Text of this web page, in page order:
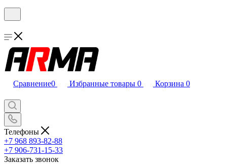
Сравнение0 Избранные товары 0 Корзина 0
Телефоны
+7 968 893-82-88
+7 906-731-15-33
Заказать звонок